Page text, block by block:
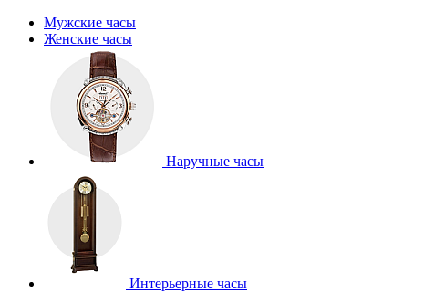
Мужские часы
Женские часы
Наручные часы
Интерьерные часы